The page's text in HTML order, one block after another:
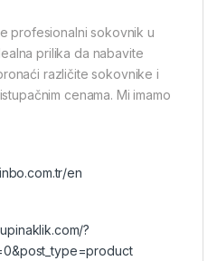
profesionalni sokovnik u
prilika da nabavite
različite sokovnike i
cenama. Mi imamo
en
?